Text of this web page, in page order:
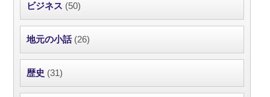
ビジネス (50)
地元の小話(26)
歴史 (31)